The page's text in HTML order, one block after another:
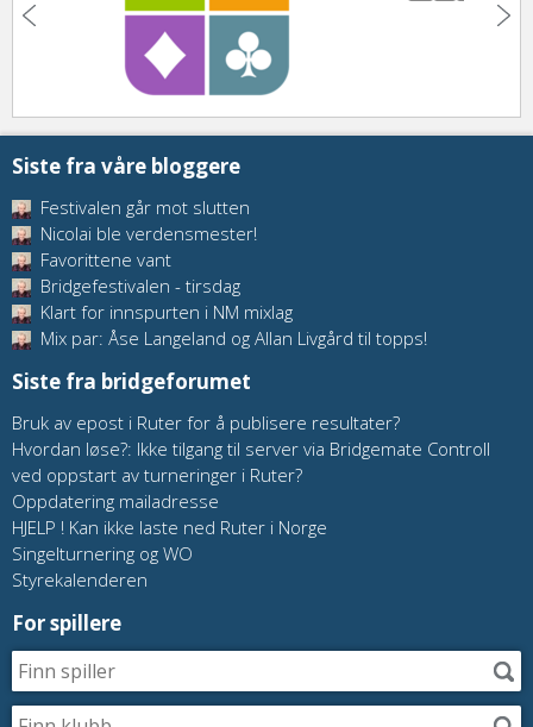
Siste fra våre bloggere
Festivalen går mot slutten
Nicolai ble verdensmester!
Favorittene vant
Bridgefestivalen - tirsdag
Klart for innspurten i NM mixlag
Mix par: Åse Langeland og Allan Livgård til topps!
Siste fra bridgeforumet
Bruk av epost i Ruter for å publisere resultater?
Hvordan løse?: Ikke tilgang til server via Bridgemate Controll
ved oppstart av turneringer i Ruter?
Oppdatering mailadresse
HJELP ! Kan ikke laste ned Ruter i Norge
Singelturnering og WO
Styrekalenderen
For spillere